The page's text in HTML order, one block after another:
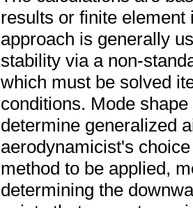
results or finite element
approach is generally
stability via a non-
which must be solved
conditions. Mode
determine generalized
aerodynamicist's
method to be applied,
determining the